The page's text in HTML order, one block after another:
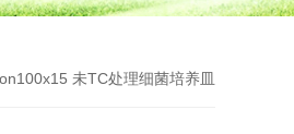
未TC处理细菌培养皿